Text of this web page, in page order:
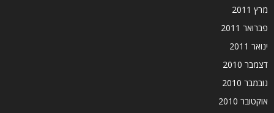
מרץ 2011
פברואר 2011
ינואר 2011
דצמבר 2010
נובמבר 2010
אוקטובר 2010